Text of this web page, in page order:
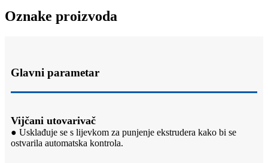
Oznake proizvoda
Glavni parametar
Vijčani utovarivač
● Usklađuje se s lijevkom za punjenje ekstrudera kako bi se
ostvarila automatska kontrola.